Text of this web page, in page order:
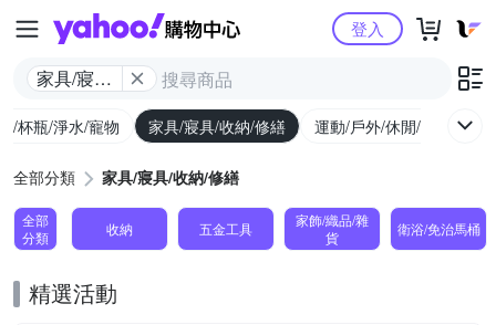
Yahoo購物中心
家具/寢具/
登入
/杯瓶/淨水/寵物 家具/寢具/收納/修繕 運動/戶外/休閒/健身
全部分類 家具/寢具/收納/修繕
全部
分類
收納 五金工具
家飾/織品/雜
貨
衛浴/免治馬桶
精選活動